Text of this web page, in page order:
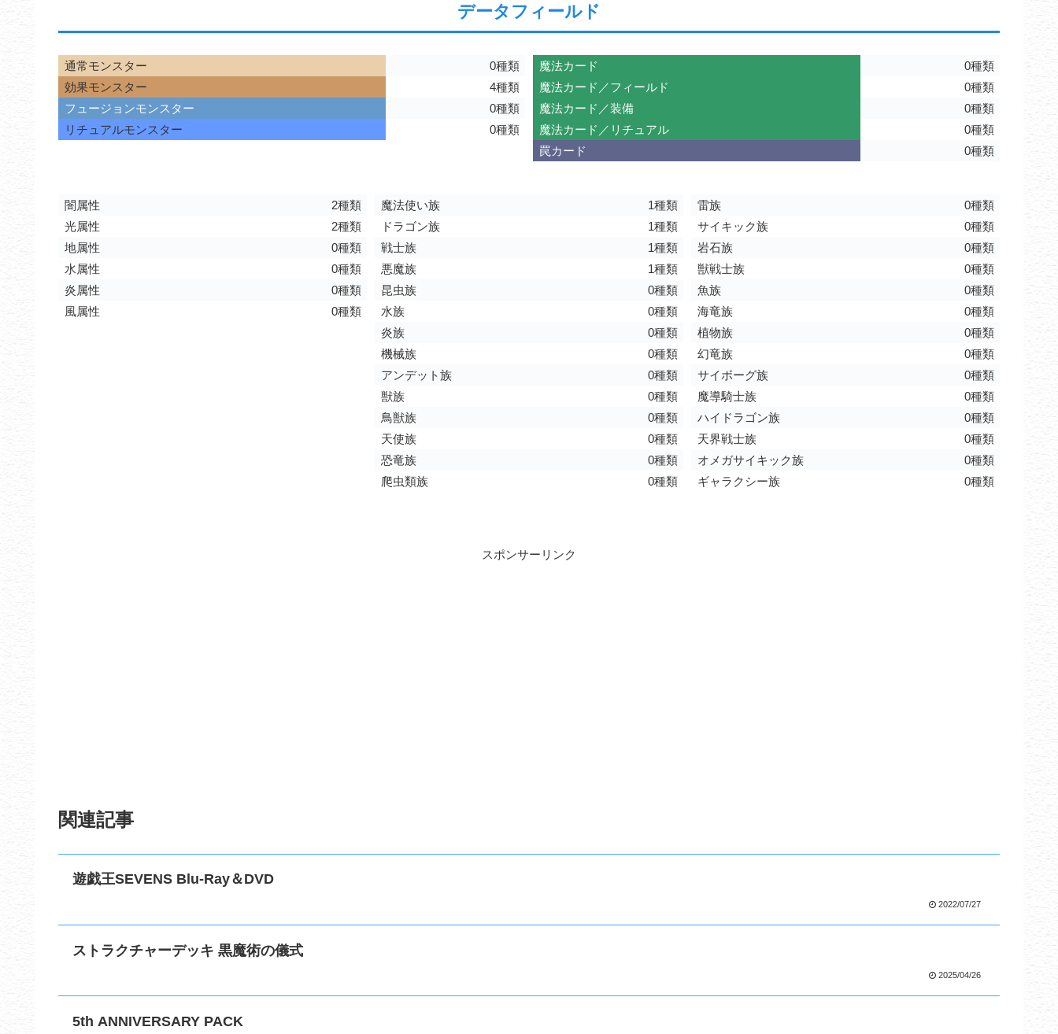
データフィールド
通常モンスター
0種類
効果モンスター
4種類
フュージョンモンスター
0種類
リチュアルモンスター
0種類
魔法カード
0種類
魔法カード／フィールド
0種類
魔法カード／装備
0種類
魔法カード／リチュアル
0種類
罠カード
0種類
闇属性
2種類
光属性
2種類
地属性
0種類
水属性
0種類
炎属性
0種類
風属性
0種類
魔法使い族
1種類
ドラゴン族
1種類
戦士族
1種類
悪魔族
1種類
昆虫族
0種類
水族
0種類
炎族
0種類
機械族
0種類
アンデット族
0種類
獣族
0種類
鳥獣族
0種類
天使族
0種類
恐竜族
0種類
爬虫類族
0種類
雷族
0種類
サイキック族
0種類
岩石族
0種類
獣戦士族
0種類
魚族
0種類
海竜族
0種類
植物族
0種類
幻竜族
0種類
サイボーグ族
0種類
魔導騎士族
0種類
ハイドラゴン族
0種類
天界戦士族
0種類
オメガサイキック族
0種類
ギャラクシー族
0種類
スポンサーリンク
関連記事
遊戯王SEVENS Blu-Ray＆DVD
2022/07/27
ストラクチャーデッキ 黒魔術の儀式
2025/04/26
5th ANNIVERSARY PACK